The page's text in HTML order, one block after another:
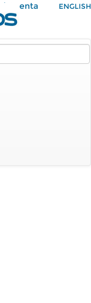
Mi Cuenta ENGLISH